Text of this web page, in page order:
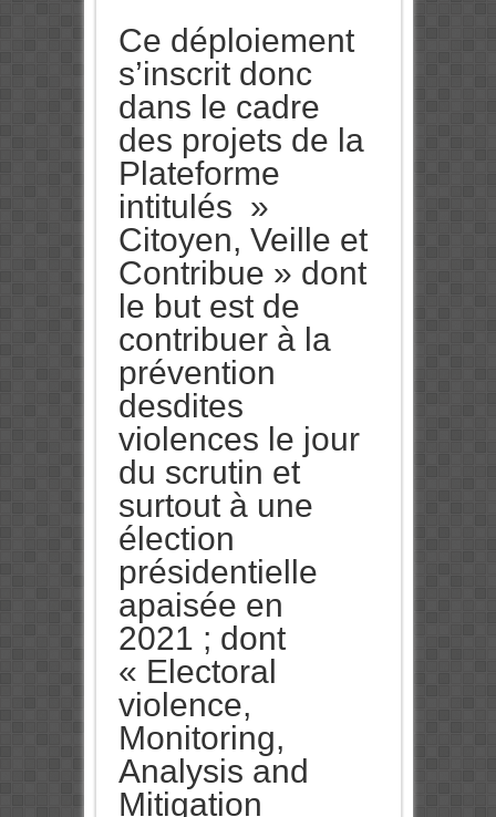
Ce déploiement
s’inscrit donc
dans le cadre
des projets de la
Plateforme
intitulés »
Citoyen, Veille et
Contribue » dont
le but est de
contribuer à la
prévention
desdites
violences le jour
du scrutin et
surtout à une
élection
présidentielle
apaisée en
2021 ; dont
« Electoral
violence,
Monitoring,
Analysis and
Mitigation